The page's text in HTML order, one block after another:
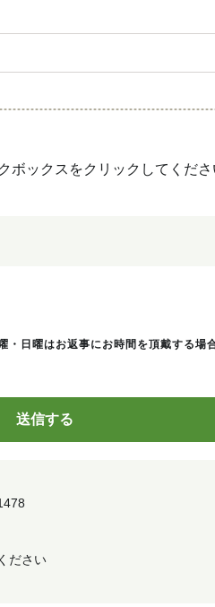
ックスをクリックしてくださ
・日曜はお返事にお時間を頂戴する場
ださい